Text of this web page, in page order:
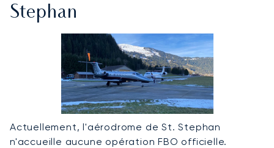
Stephan
Actuellement, l'aérodrome de St. Stephan
n'accueille aucune opération FBO officielle.